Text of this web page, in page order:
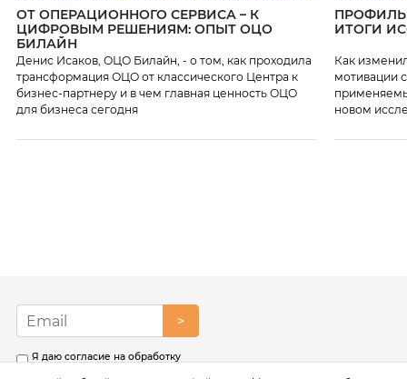
ОТ ОПЕРАЦИОННОГО СЕРВИСА – К
ЦИФРОВЫМ РЕШЕНИЯМ: ОПЫТ ОЦО
БИЛАЙН
Денис Исаков, ОЦО Билайн, - о том, как проходила
трансформация ОЦО от классического Центра к
бизнес-партнеру и в чем главная ценность ОЦО
для бизнеса сегодня
ПРОФИЛЬ
ИТОГИ
Как
мотивации
новом
>
Я даю согласие на обработку